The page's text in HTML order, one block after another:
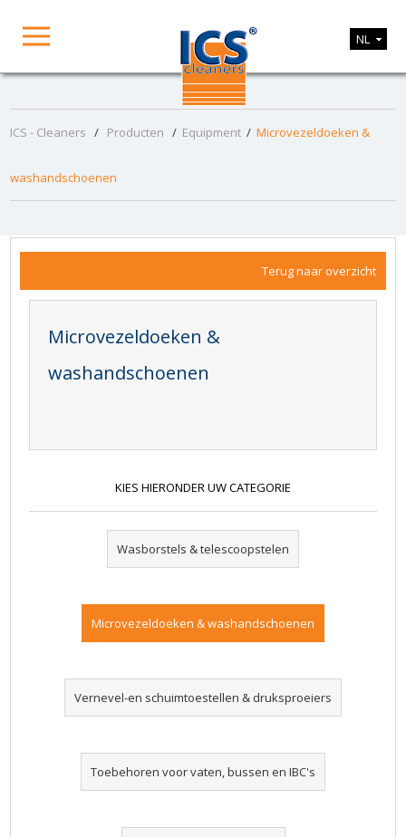
NL
ICS - Cleaners / Producten / Equipment /Microvezeldoeken &
washandschoenen
Terug naar overzicht
Microvezeldoeken &
washandschoenen
KIES HIERONDER UW CATEGORIE
Wasborstels & telescoopstelen
Microvezeldoeken & washandschoenen
Vernevel-en schuimtoestellen & druksproeiers
Toebehoren voor vaten, bussen en IBC's